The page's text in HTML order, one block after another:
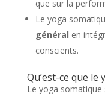
que sur la
Le yoga
général en
conscients.
Qu’est-ce que le
Le yoga somatique